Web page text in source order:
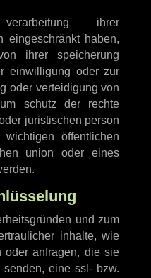
ihrer
eingeschränkt haben,
ihrer speicherung
einwilligung oder zur
oder verteidigung von
schutz der rechte
juristischen person
öffentlichen
union oder eines
und zum
inhalte, wie
oder anfragen, die sie
eine ssl- bzw.